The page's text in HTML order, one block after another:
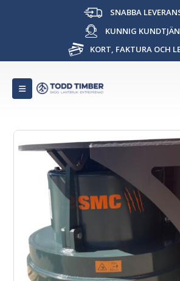
SNABBA
KUNNIG
KORT, FAKTURA OCH